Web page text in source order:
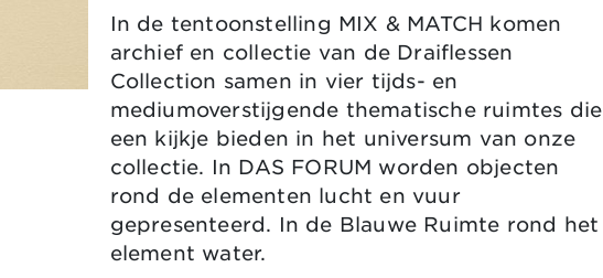
In de tentoonstelling MIX & MATCH komen
archief en collectie van de Draiflessen
Collection samen in vier tijds- en
mediumoverstijgende thematische ruimtes die
een kijkje bieden in het universum van onze
collectie. In DAS FORUM worden objecten
rond de elementen lucht en vuur
gepresenteerd. In de Blauwe Ruimte rond het
element water.